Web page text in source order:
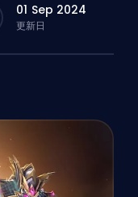
01 Sep 2024
更新日